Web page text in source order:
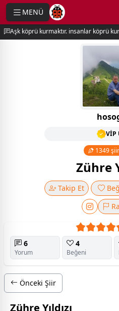
MENÜ
VİP
1349
Zühre
Takip Et
6
Yorum
4
Beğeni
Önceki Şiir
Zühre Yıldızı
menu